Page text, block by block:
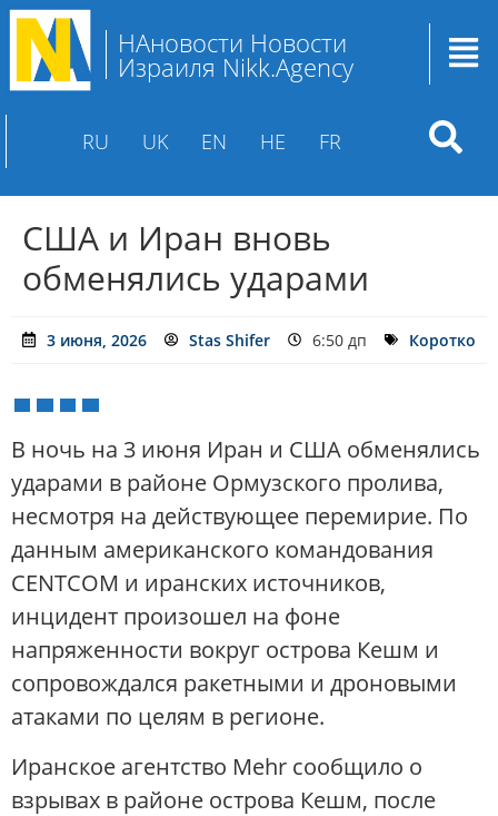
НАновости Новости
Израиля Nikk.Agency
RU UK EN HE FR
США и Иран вновь
обменялись ударами
3 июня, 2026 Stas Shifer 6:50 дп Коротко
В ночь на 3 июня Иран и США обменялись
ударами в районе Ормузского пролива,
несмотря на действующее перемирие. По
данным американского командования
CENTCOM и иранских источников,
инцидент произошел на фоне
напряженности вокруг острова Кешм и
сопровождался ракетными и дроновыми
атаками по целям в регионе.
Иранское агентство Mehr сообщило о
взрывах в районе острова Кешм, после